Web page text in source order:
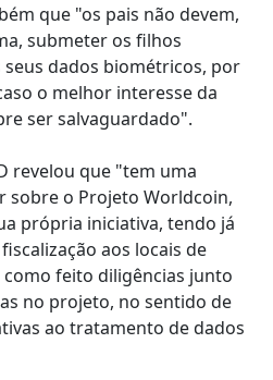
que "os pais não devem,
submeter os filhos
dados biométricos, por
o melhor interesse da
ser salvaguardado".
revelou que "tem uma
sobre o Projeto Worldcoin,
própria iniciativa, tendo já
aos locais de
feito diligências junto
no projeto, no sentido de
ao tratamento de dados